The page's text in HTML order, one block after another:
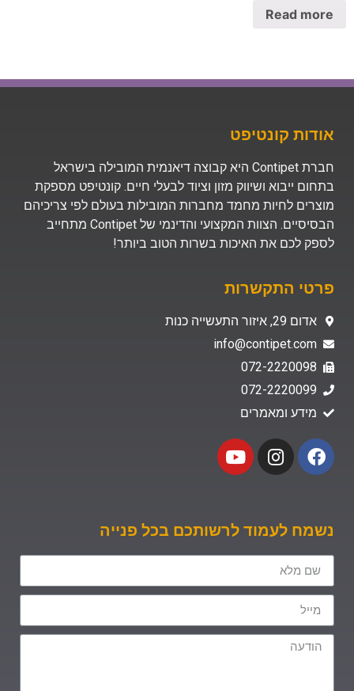
Read more
אודות קונטיפט
חברת Contipet היא קבוצה דיאנמית המובילה בישראל
בתחום ייבוא ושיווק מזון וציוד לבעלי חיים. קונטיפט מספקת
מוצרים לחיות מחמד מחברות המובילות בעולם לפי צריכיהם
הבסיסיים. הצוות המקצועי והדינמי של Contipet מתחייב
לספק לכם את האיכות בשרות הטוב ביותר!
פרטי התקשרות
אדום 29, איזור התעשייה כנות
info@contipet.com
072-2220098
072-2220099
מידע ומאמרים
נשמח לעמוד לרשותכם בכל פנייה